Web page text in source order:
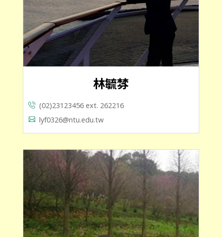
林毓棼
(02)23123456 ext. 262216
lyf0326@ntu.edu.tw